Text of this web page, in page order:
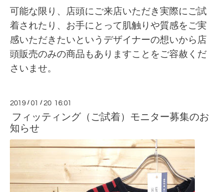
可能な限り、店頭にご来店いただき実際にご試
着されたり、お手にとって肌触りや質感をご実
感いただきたいというデザイナーの想いから店
頭販売のみの商品もありますことをご容赦くだ
さいませ。
2019 /01 / 20 16:01
フィッティング（ご試着）モニター募集のお
知らせ